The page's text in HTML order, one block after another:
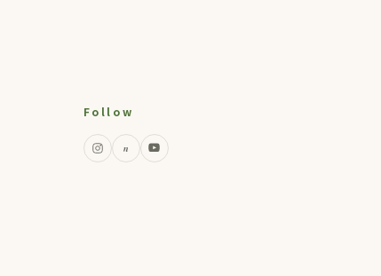
Follow
n